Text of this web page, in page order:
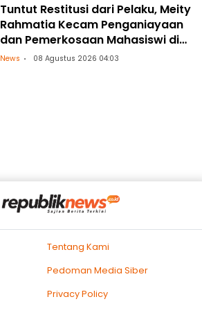
Tuntut Restitusi dari Pelaku, Meity
Rahmatia Kecam Penganiayaan
dan Pemerkosaan Mahasiswi di
Makassar
News 08 Agustus 2026 04:03
Tentang Kami
Pedoman Media Siber
Privacy Policy